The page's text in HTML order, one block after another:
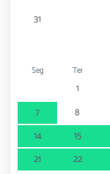
31
Seg Ter
1
7
8
14
15
21
22